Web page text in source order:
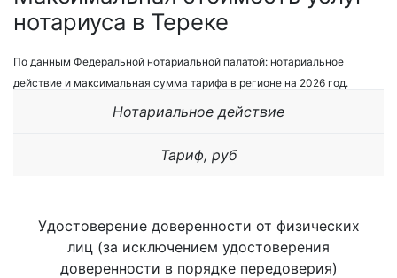
нотариуса в Тереке
По данным Федеральной нотариальной палатой: нотариальное
действие и максимальная сумма тарифа в регионе на 2026 год.
Нотариальное действие
Тариф, руб
Удостоверение доверенности от физических
лиц (за исключением удостоверения
доверенности в порядке передоверия)